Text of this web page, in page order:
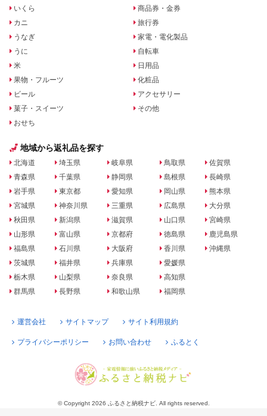
いくら
カニ
うなぎ
うに
米
果物・フルーツ
ビール
菓子・スイーツ
おせち
商品券・金券
旅行券
家電・電化製品
自転車
日用品
化粧品
アクセサリー
その他
地域から返礼品を探す
北海道
青森県
岩手県
宮城県
秋田県
山形県
福島県
茨城県
栃木県
群馬県
埼玉県
千葉県
東京都
神奈川県
新潟県
富山県
石川県
福井県
山梨県
長野県
岐阜県
静岡県
愛知県
三重県
滋賀県
京都府
大阪府
兵庫県
奈良県
和歌山県
鳥取県
島根県
岡山県
広島県
山口県
徳島県
香川県
愛媛県
高知県
福岡県
佐賀県
長崎県
熊本県
大分県
宮崎県
鹿児島県
沖縄県
運営会社 サイトマップ サイト利用規約
プライバシーポリシー お問い合わせ ふるとく
© Copyright 2026 ふるさと納税ナビ. All rights reserved.